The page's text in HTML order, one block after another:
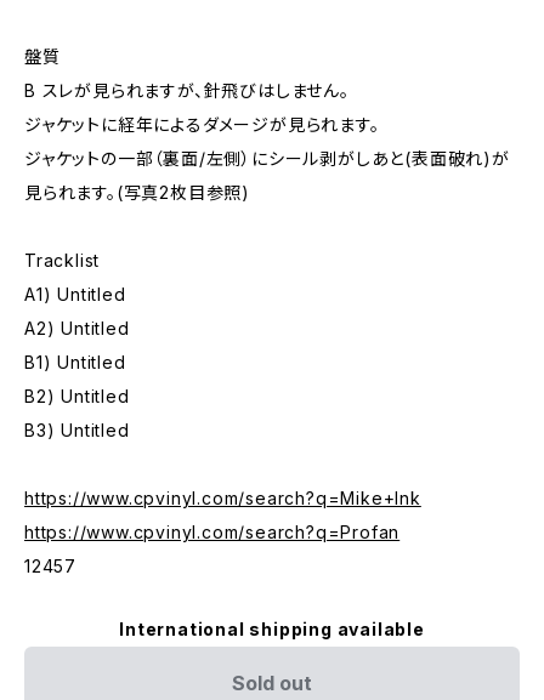
盤質
B スレが見られますが、針飛びはしません。
ジャケットに経年によるダメージが見られます。
ジャケットの一部（裏面/左側）にシール剥がしあと(表面破れ)が
見られます。(写真2枚目参照)
Tracklist
A1) Untitled
A2) Untitled
B1) Untitled
B2) Untitled
B3) Untitled
https://www.cpvinyl.com/search?q=Mike+Ink
https://www.cpvinyl.com/search?q=Profan
12457
International shipping available
Sold out